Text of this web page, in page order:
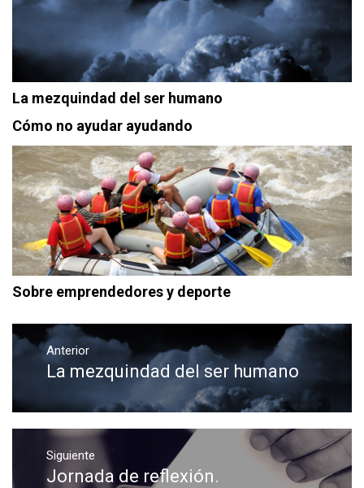
La mezquindad del ser humano
Cómo no ayudar ayudando
Sobre emprendedores y deporte
Navegación
de
entradas
Anterior
Entrada
La mezquindad del ser humano
Siguiente
Entrada
Jornada de reflexión.